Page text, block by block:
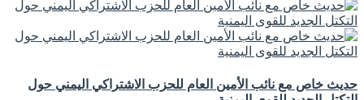
حديث خاص مع نائب الأمين العام للحزب الاشتراكي اليمني حول